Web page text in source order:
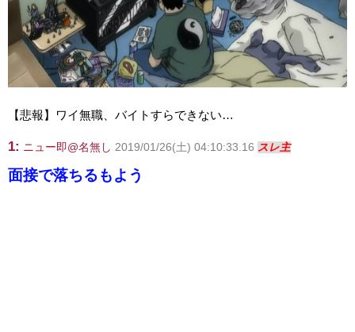
【悲報】ワイ無職、バイトすらできない…
1: ニュー即@名無し 2019/01/26(土) 04:10:33.16 スレ主
面接で落ちるもよう